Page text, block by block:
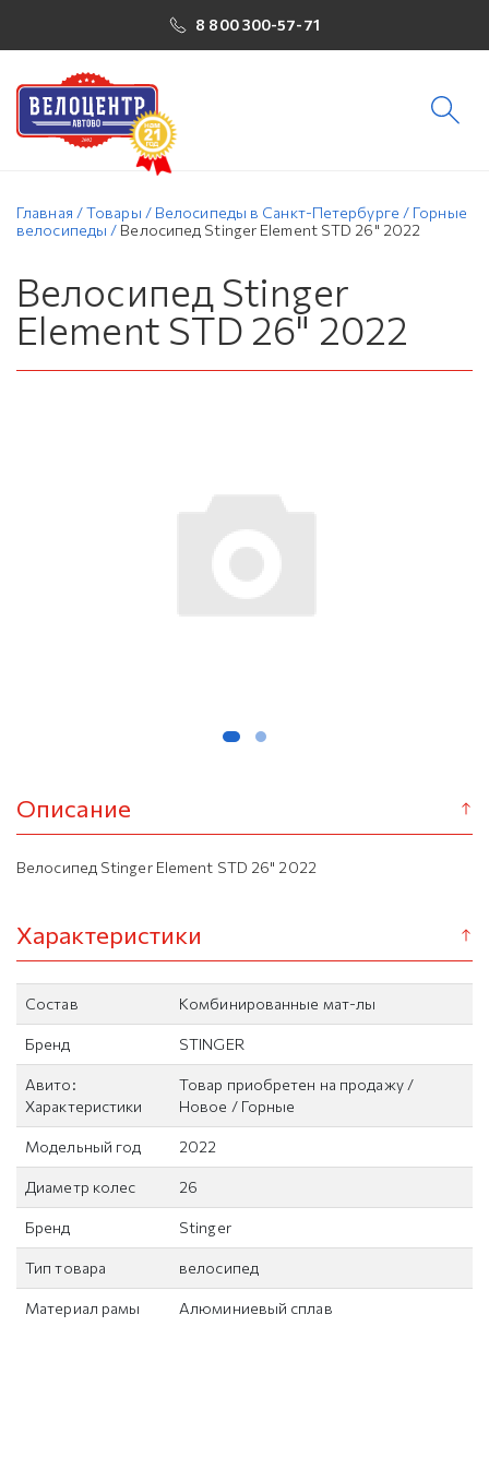
8 800 300-57-71
Главная /Товары / Велосипеды в Санкт-Петербурге / Горные
велосипеды / Велосипед Stinger Element STD 26" 2022
Велосипед Stinger
Element STD 26" 2022
Описание
Велосипед Stinger Element STD 26" 2022
Характеристики
Состав Комбинированные мат-лы
Бренд STINGER
Авито:
Характеристики
Товар приобретен на продажу /
Новое / Горные
Модельный год 2022
Диаметр колес 26
Бренд Stinger
Тип товара велосипед
Материал рамы Алюминиевый сплав